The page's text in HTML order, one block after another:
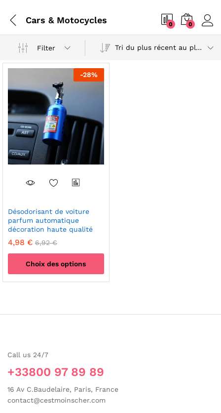
Cars & Motocycles 0 0
Filter Tri du plus récent au plus ancien
-28%
Désodorisant de voiture
parfum automatique
décoration haute qualité
4,98 € 6,92€
Choix des options
peuvent
choisies
sur
la
Call us 24/7
+33800 97 89 89
16 Av C.Baudelaire, Paris, France
contact@cestmoinscher.com